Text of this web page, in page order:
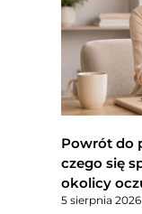
Powrót do
czego się
okolicy
5 sierpnia 2026